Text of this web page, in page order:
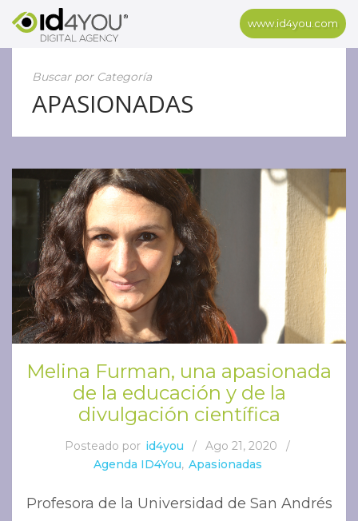
www.id4you.com
Buscar por Categoría
APASIONADAS
Melina Furman, una apasionada
de la educación y de la
divulgación científica
Posteado por id4you / Ago 21, 2020
/
Agenda ID4You, Apasionadas
Profesora de la Universidad de San Andrés